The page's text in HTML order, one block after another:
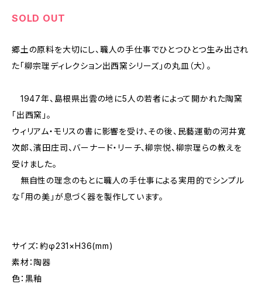
SOLD OUT
郷土の原料を大切にし、職人の手仕事でひとつひとつ生み出され
た「柳宗理ディレクション出西窯シリーズ」の丸皿（大）。
1947年、島根県出雲の地に5人の若者によって開かれた陶窯
「出西窯」。
ウィリアム・モリスの書に影響を受け、その後、民藝運動の河井寛
次郎、濱田庄司、バーナード・リーチ、柳宗悦、柳宗理らの教えを
受けました。
無自性の理念のもとに職人の手仕事による実用的でシンプル
な「用の美」が息づく器を製作しています。
サイズ：約φ231×H36(mm)
素材：陶器
色：黒釉